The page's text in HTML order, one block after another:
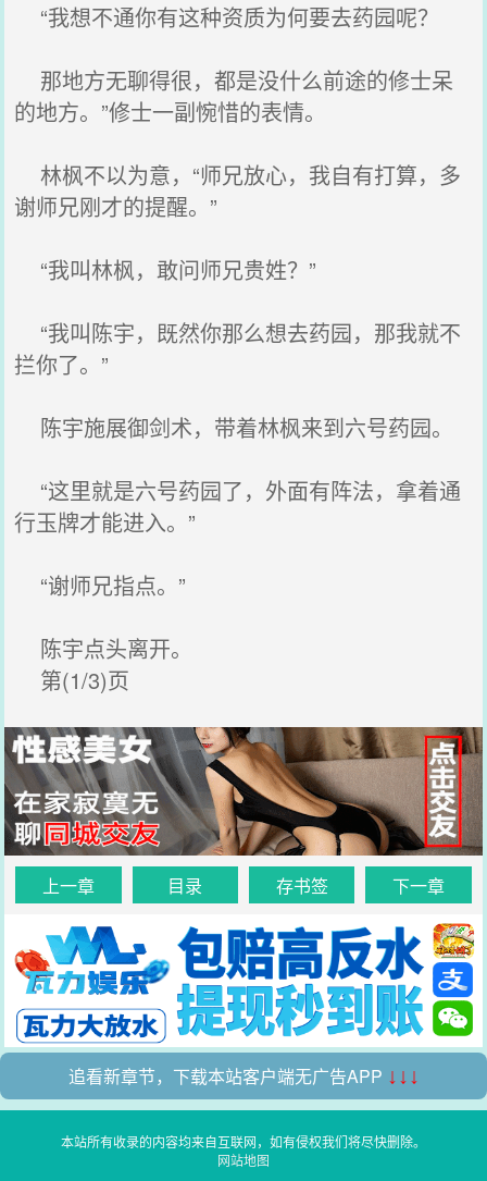
“我想不通你有这种资质为何要去药园呢？
那地方无聊得很，都是没什么前途的修士呆
的地方。”修士一副惋惜的表情。
林枫不以为意，“师兄放心，我自有打算，多
谢师兄刚才的提醒。”
“我叫林枫，敢问师兄贵姓？”
“我叫陈宇，既然你那么想去药园，那我就不
拦你了。”
陈宇施展御剑术，带着林枫来到六号药园。
“这里就是六号药园了，外面有阵法，拿着通
行玉牌才能进入。”
“谢师兄指点。”
陈宇点头离开。
第(1/3)页
上一章 目录 存书签 下一章
追看新章节，下载本站客户端无广告APP ↓↓↓
本站所有收录的内容均来自互联网，如有侵权我们将尽快删除。
网站地图